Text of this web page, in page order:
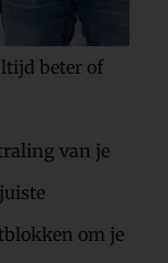
beter of
van je
om je